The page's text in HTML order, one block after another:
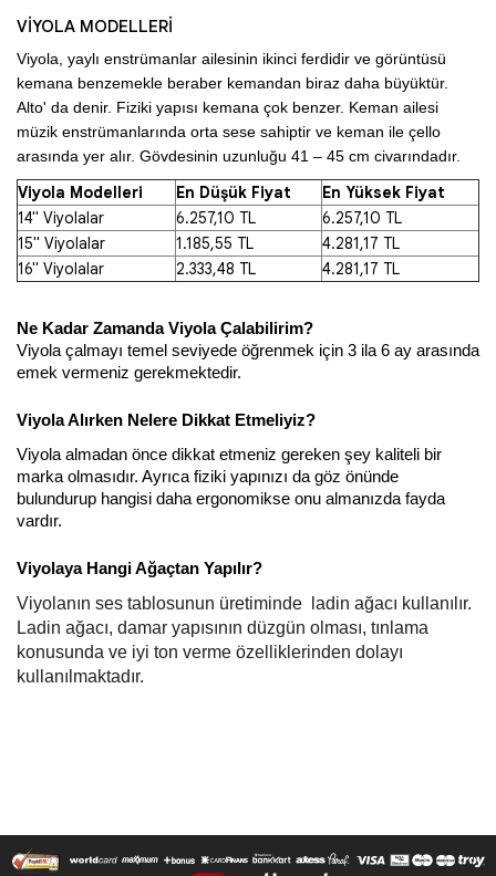
VİYOLA MODELLERİ
Viyola, yaylı enstrümanlar ailesinin ikinci ferdidir ve görüntüsü
kemana benzemekle beraber kemandan biraz daha büyüktür.
Alto' da denir. Fiziki yapısı kemana çok benzer. Keman ailesi
müzik enstrümanlarında orta sese sahiptir ve keman ile çello
arasında yer alır. Gövdesinin uzunluğu 41 – 45 cm civarındadır.
Viyola Modelleri En Düşük Fiyat
En Yüksek Fiyat
14" Viyolalar
6.257,10 TL
6.257,10 TL
15" Viyolalar
1.185,55 TL
4.281,17 TL
16" Viyolalar
2.333,48 TL 4.281,17 TL
Ne Kadar Zamanda Viyola Çalabilirim?
Viyola çalmayı temel seviyede öğrenmek için 3 ila 6 ay arasında
emek vermeniz gerekmektedir.
Viyola Alırken Nelere Dikkat Etmeliyiz?
Viyola almadan önce dikkat etmeniz gereken şey kaliteli bir
marka olmasıdır. Ayrıca fiziki yapınızı da göz önünde
bulundurup hangisi daha ergonomikse onu almanızda fayda
vardır.
Viyolaya Hangi Ağaçtan Yapılır?
Viyolanın ses tablosunun üretiminde  ladin ağacı kullanılır.
Ladin ağacı, damar yapısının düzgün olması, tınlama
konusunda ve iyi ton verme özelliklerinden dolayı
kullanılmaktadır.